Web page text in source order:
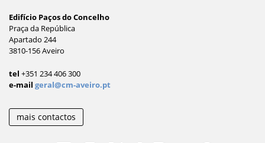
Edifício Paços do Concelho
Praça da República
Apartado 244
3810-156 Aveiro
tel +351 234 406 300
e-mail geral@cm-aveiro.pt
mais contactos